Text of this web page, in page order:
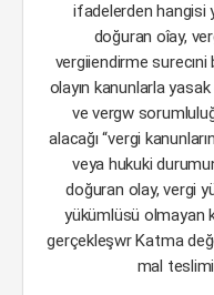
ifadelerden hangisi
doğuran oîay,
vergiiendirme surecıni
olayın kanunlarla
ve vergw
alacağı “vergi
veya hukuki
doğuran olay, vergi
yükümlüsü olmayan
gerçekleşwr Katma
mal